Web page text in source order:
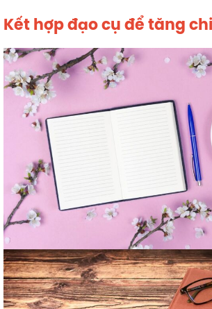
Kết hợp đạo cụ để tăng